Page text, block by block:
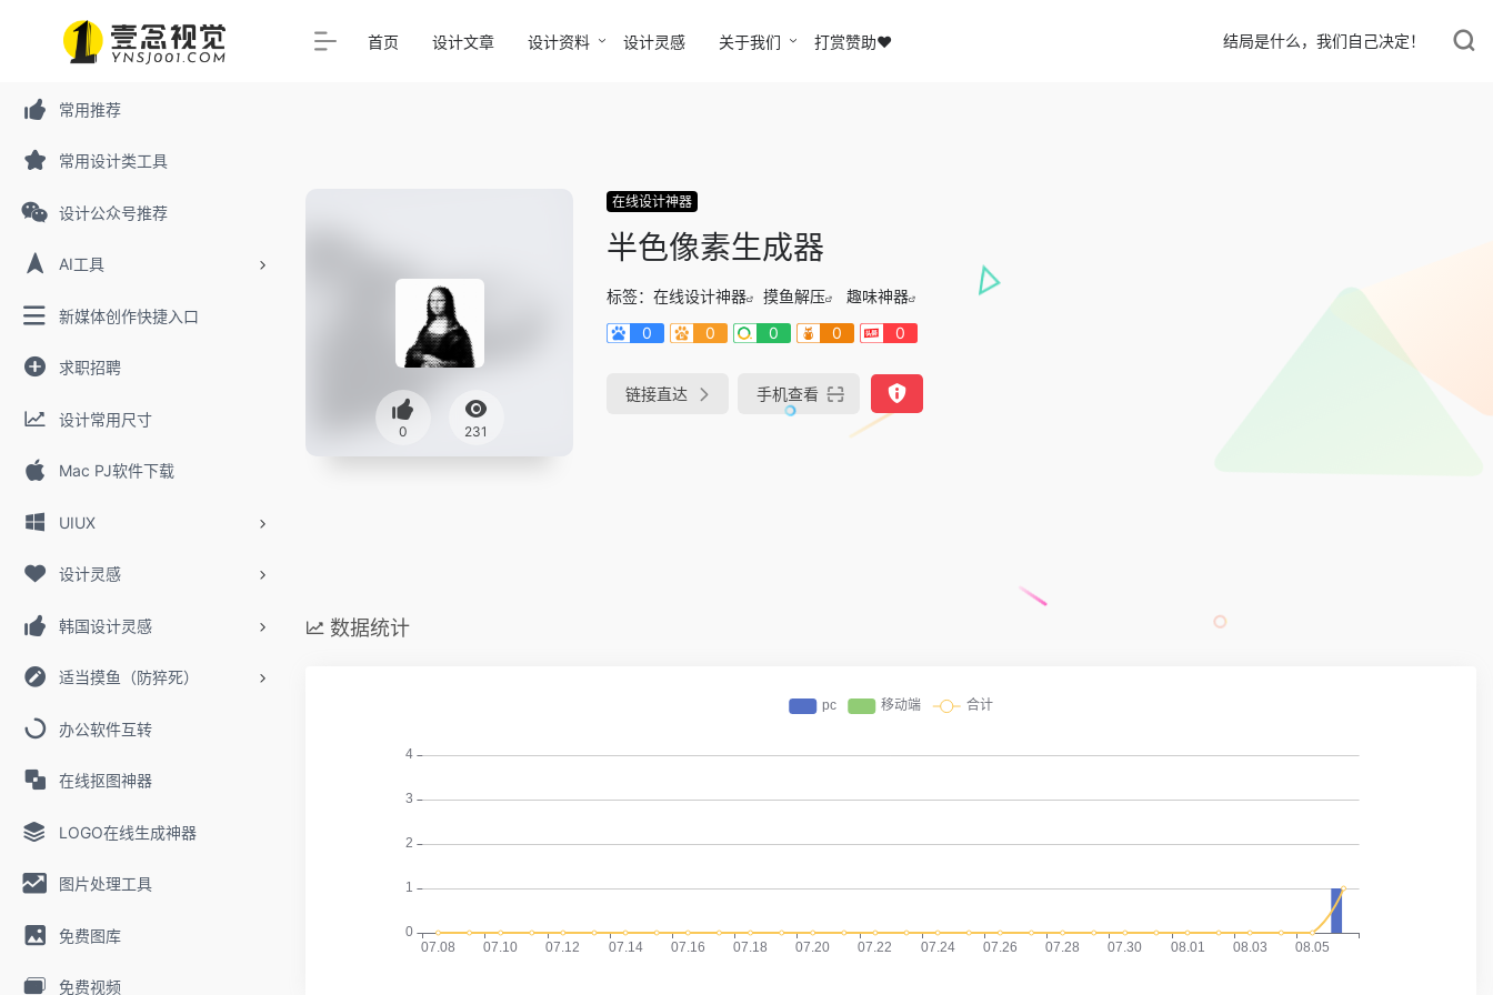
常用推荐
常用设计类工具
设计公众号推荐
AI工具
新媒体创作快捷入口
求职招聘
设计常用尺寸
Mac PJ软件下载
UIUX
设计灵感
韩国设计灵感
适当摸鱼（防猝死）
办公软件互转
在线抠图神器
LOGO在线生成神器
图片处理工具
免费图库
免费视频
首页 设计文章 设计资料 设计灵感 关于我们 打赏赞助❤️ 结局是什么，我们自己决定！
0 231
在线设计神器
半色像素生成器
标签： 在线设计神器 摸鱼解压
趣味神器
0
0 0 0 0
链接直达 手机查看
数据统计